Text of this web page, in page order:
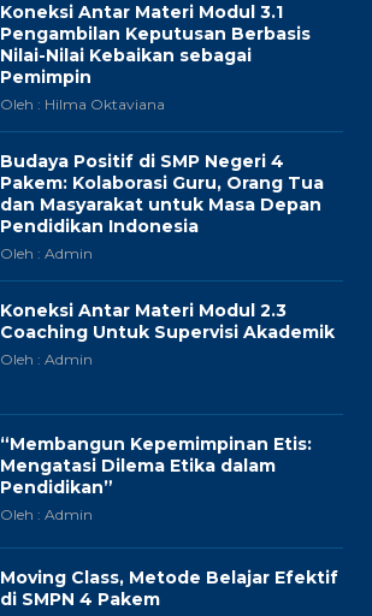
Koneksi Antar Materi Modul 3.1
Pengambilan Keputusan Berbasis
Nilai-Nilai Kebaikan sebagai
Pemimpin
Oleh : Hilma Oktaviana
Budaya Positif di SMP Negeri 4
Pakem: Kolaborasi Guru, Orang Tua
dan Masyarakat untuk Masa Depan
Pendidikan Indonesia
Oleh : Admin
Koneksi Antar Materi Modul 2.3
Coaching Untuk Supervisi Akademik
Oleh : Admin
“Membangun Kepemimpinan Etis:
Mengatasi Dilema Etika dalam
Pendidikan”
Oleh : Admin
Moving Class, Metode Belajar Efektif
di SMPN 4 Pakem